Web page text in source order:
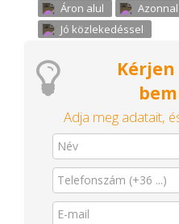
Áron alul
Jó közlekedéssel
Kérjen
Adja meg adatait,